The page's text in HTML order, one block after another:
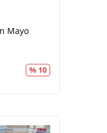
Mayo
% 10